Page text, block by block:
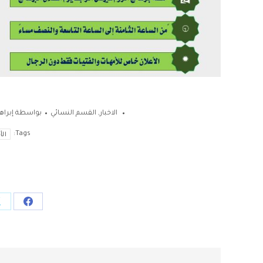
الاخبار, القسم النسائي بواسطة
Tags:
Share